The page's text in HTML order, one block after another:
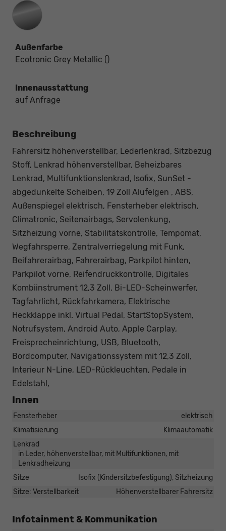
Außenfarbe
Ecotronic Grey Metallic ()
Innenausstattung
auf Anfrage
Beschreibung
Fahrersitz höhenverstellbar, Lederlenkrad, Sitzbezug
Stoff, Lenkrad höhenverstellbar, Beheizbares
Lenkrad, Multifunktionslenkrad, Isofix, SunSet -
abgedunkelte Scheiben, 19 Zoll Alufelgen , ABS,
Außenspiegel elektrisch, Fensterheber elektrisch,
Climatronic, Seitenairbags, Servolenkung,
Sitzheizung vorne, Stabilitätskontrolle, Tempomat,
Wegfahrsperre, Zentralverriegelung mit Funk,
Beifahrerairbag, Fahrerairbag, Parkpilot hinten,
Parkpilot vorne, Reifendruckkontrolle, Digitales
Kombiinstrument 12,3 Zoll, Bi-LED-Scheinwerfer,
Tagfahrlicht, Rückfahrkamera, Elektrische
Heckklappe inkl. Virtual Pedal, StartStopSystem,
Notrufsystem, Android Auto, Apple Carplay,
Freisprecheinrichtung, USB, Bluetooth,
Bordcomputer, Navigationssystem mit 12,3 Zoll,
Interieur N-Line, LED-Rückleuchten, Pedale in
Edelstahl,
Innen
Fensterheber
elektrisch
Klimatisierung
Klimaautomatik
Lenkrad
in Leder, höhenverstellbar, mit Multifunktionen, mit
Lenkradheizung
Sitze
Isofix (Kindersitzbefestigung), Sitzheizung
Sitze: Verstellbarkeit
Höhenverstellbarer Fahrersitz
Infotainment & Kommunikation